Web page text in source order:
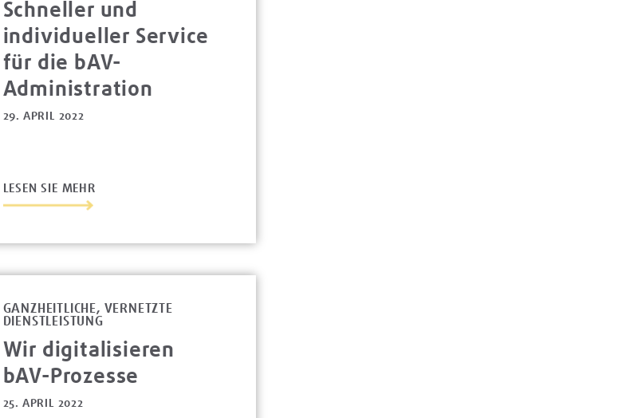
Schneller und
individueller Service
für die bAV-
Administration
29. APRIL 2022
LESEN SIE MEHR
GANZHEITLICHE, VERNETZTE
DIENSTLEISTUNG
Wir digitalisieren
bAV-Prozesse
25. APRIL 2022